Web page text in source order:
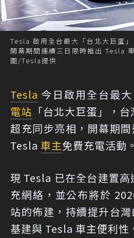
Tesla 啟用全台最大「台北大巨蛋
開幕期間連續三日限時推出 Tesla
圖/Tesla提供
Tesla 今日啟用全台最
電站 「台北大巨蛋」，
超充同步亮相，開幕期
Tesla 車主免費充電活動。
現 Tesla 已在全台建置
充網絡，並公布將於
站的佈建，持續提升台灣
基建與 Tesla 車主便利性